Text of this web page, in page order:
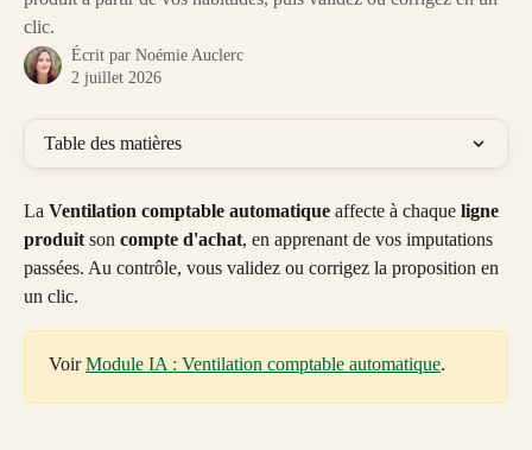
clic.
Écrit par Noémie Auclerc
2 juillet 2026
Table des matières
La Ventilation comptable automatique affecte à chaque ligne
produit son compte d'achat, en apprenant de vos imputations
passées. Au contrôle, vous validez ou corrigez la proposition en
un clic.
Voir Module IA : Ventilation comptable automatique.